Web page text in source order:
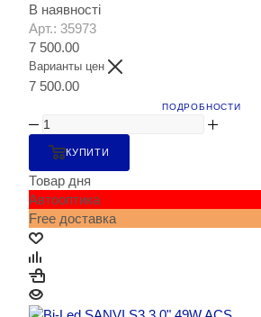
В наявності
Арт.: 35973
7 500.00
Варианты цен
7 500.00
ПОДРОБНОСТИ
КУПИТИ
Товар дня
Автооптика
Free доставка